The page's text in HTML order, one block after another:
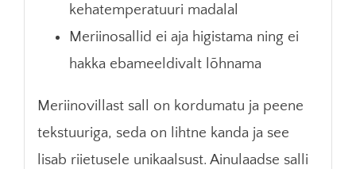
kehatemperatuuri madalal
Meriinosallid ei aja higistama ning ei
hakka ebameeldivalt lõhnama
Meriinovillast sall on kordumatu ja peene
tekstuuriga, seda on lihtne kanda ja see
lisab riietusele unikaalsust. Ainulaadse salli